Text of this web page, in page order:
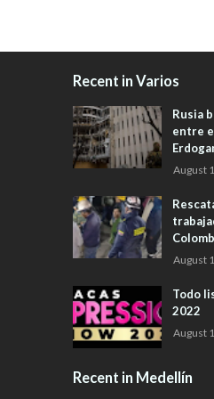
Recent in Varios
Rusia
entre
August
August
Todo
2022
August
Recent in Medellín